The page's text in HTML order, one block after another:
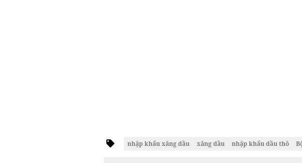
nhập khẩu xăng dầu xăng dầu nhập khẩu dầu thô